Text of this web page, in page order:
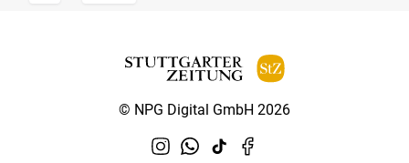
© NPG Digital GmbH 2026